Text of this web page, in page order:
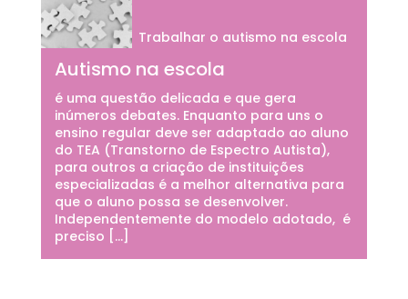
Autismo na escola
Trabalhar o autismo na escola
é uma questão delicada e que gera
inúmeros debates. Enquanto para uns o
ensino regular deve ser adaptado ao aluno
do TEA (Transtorno de Espectro Autista),
para outros a criação de instituições
especializadas é a melhor alternativa para
que o aluno possa se desenvolver.
Independentemente do modelo adotado, é
preciso […]